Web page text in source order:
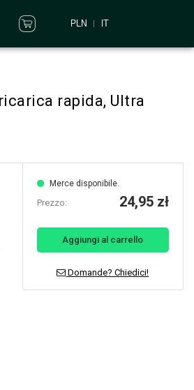
PLN IT
rapida, Ultra
Merce disponibile.
Prezzo: 24,95 zł
Aggiungi al carrello
Domande? Chiedici!